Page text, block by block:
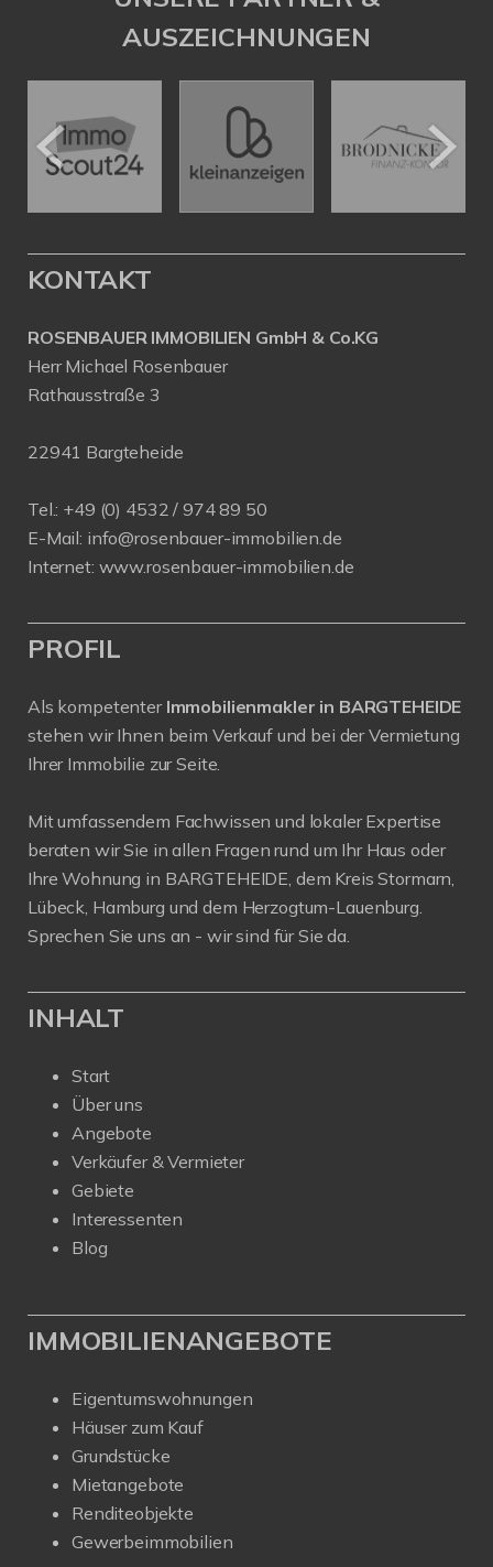
AUSZEICHNUNGEN
KONTAKT
ROSENBAUER IMMOBILIEN GmbH & Co.KG
Herr Michael Rosenbauer
Rathausstraße 3
22941 Bargteheide
Tel.: +49 (0) 4532 / 974 89 50
E-Mail: info@rosenbauer-immobilien.de
Internet: www.rosenbauer-immobilien.de
PROFIL
Als kompetenter Immobilienmakler in BARGTEHEIDE
stehen wir Ihnen beim Verkauf und bei der Vermietung
Ihrer Immobilie zur Seite.
Mit umfassendem Fachwissen und lokaler Expertise
beraten wir Sie in allen Fragen rund um Ihr Haus oder
Ihre Wohnung in BARGTEHEIDE, dem Kreis Stormarn,
Lübeck, Hamburg und dem Herzogtum-Lauenburg.
Sprechen Sie uns an - wir sind für Sie da.
INHALT
Start
Über uns
Angebote
Verkäufer & Vermieter
Gebiete
Interessenten
Blog
IMMOBILIENANGEBOTE
Eigentumswohnungen
Häuser zum Kauf
Grundstücke
Mietangebote
Renditeobjekte
Gewerbeimmobilien